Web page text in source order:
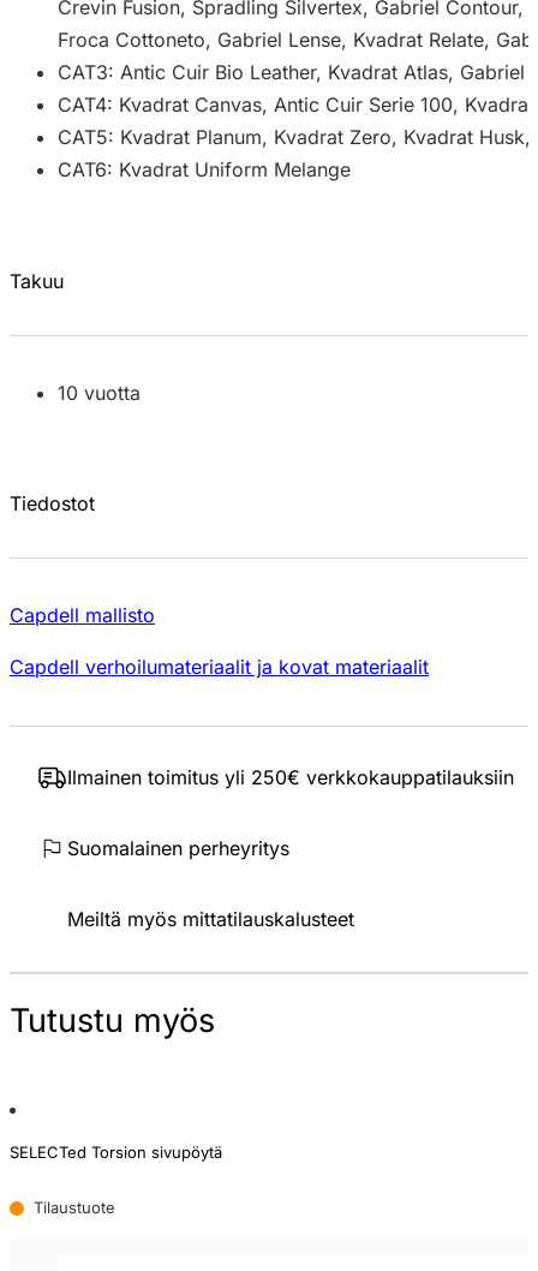
Crevin Fusion, Spradling Silvertex, Gabriel Contour,
Froca Cottoneto, Gabriel Lense, Kvadrat Relate,
CAT3: Antic Cuir Bio Leather, Kvadrat Atlas,
CAT4: Kvadrat Canvas, Antic Cuir Serie 100,
CAT5: Kvadrat Planum, Kvadrat Zero, Kvadrat
CAT6: Kvadrat Uniform Melange
Takuu
10 vuotta
Tiedostot
Capdell mallisto
Capdell verhoilumateriaalit ja kovat materiaalit
Ilmainen toimitus yli 250€ verkkokauppatilauksiin
Suomalainen perheyritys
Meiltä myös mittatilauskalusteet
Tutustu myös
SELECTed Torsion sivupöytä
Tilaustuote